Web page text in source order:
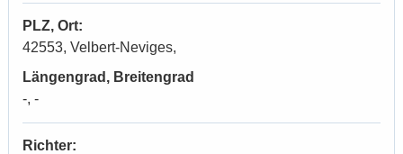
PLZ, Ort:
42553, Velbert-Neviges,
Längengrad, Breitengrad
-, -
Richter: